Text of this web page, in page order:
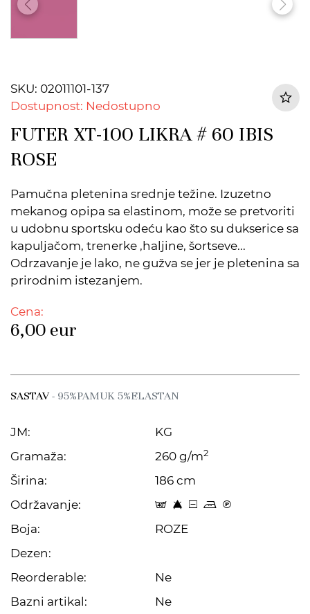
SKU: 02011101-137
Dostupnost: Nedostupno
FUTER XT-100 LIKRA # 60 IBIS
ROSE
Pamučna pletenina srednje težine. Izuzetno
mekanog opipa sa elastinom, može se pretvoriti
u udobnu sportsku odeću kao što su dukserice sa
kapuljačom, trenerke ,haljine, šortseve...
Odrzavanje je lako, ne gužva se jer je pletenina sa
prirodnim istezanjem.
Cena:
6,00 eur
SASTAV- 95%PAMUK 5%ELASTAN
JM:
KG
Gramaža:
260 g/m2
Širina:
186 cm
Održavanje:
t 8 a p C
Boja:
ROZE
Dezen:
Reorderable:
Ne
Bazni artikal:
Ne